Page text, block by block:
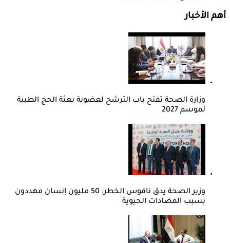
أهم الأخبار
وزارة الصحة تفتح باب الترشح لعضوية بعثة الحج الطبية
لموسم 2027
وزير الصحة يدق ناقوس الخطر: 50 مليون إنسان مهددون
بسبب المضادات الحيوية